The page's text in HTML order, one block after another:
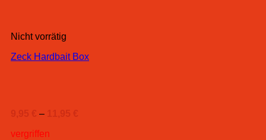
Nicht vorrätig
Zeck Hardbait Box
9,95 € – 11,95 €
vergriffen